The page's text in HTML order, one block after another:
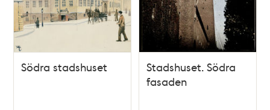
Södra stadshuset
Stadshuset. Södra
fasaden